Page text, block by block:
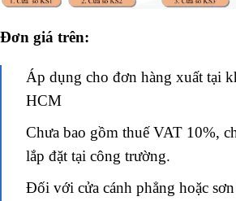
Đơn giá trên:
Áp dụng cho đơn hàng xuất tại
HCM
Chưa bao gồm thuế VAT 10%,
lắp đặt tại công trường.
Đối với cửa cánh phẳng hoặc